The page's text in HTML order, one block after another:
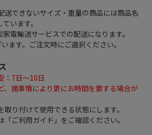
送できないサイズ・重量の商品には商品名
います。
電輸送サービスでの配送になります。
ます。ご注文時にご選択ください。
：7日～10日
諸事情により更にお時間を要する場合が
取り付けて使用できる状態にします。
「ご利用ガイド」をご確認ください。